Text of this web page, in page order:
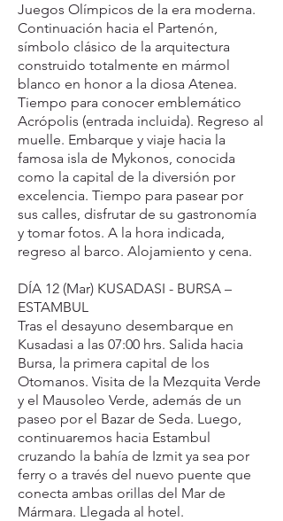
Juegos Olímpicos de la era moderna.
Continuación hacia el Partenón,
símbolo clásico de la arquitectura
construido totalmente en mármol
blanco en honor a la diosa Atenea.
Tiempo para conocer emblemático
Acrópolis (entrada incluida). Regreso al
muelle. Embarque y viaje hacia la
famosa isla de Mykonos, conocida
como la capital de la diversión por
excelencia. Tiempo para pasear por
sus calles, disfrutar de su gastronomía
y tomar fotos. A la hora indicada,
regreso al barco. Alojamiento y cena.
DÍA 12 (Mar) KUSADASI - BURSA –
ESTAMBUL
Tras el desayuno desembarque en
Kusadasi a las 07:00 hrs. Salida hacia
Bursa, la primera capital de los
Otomanos. Visita de la Mezquita Verde
y el Mausoleo Verde, además de un
paseo por el Bazar de Seda. Luego,
continuaremos hacia Estambul
cruzando la bahía de Izmit ya sea por
ferry o a través del nuevo puente que
conecta ambas orillas del Mar de
Mármara. Llegada al hotel.